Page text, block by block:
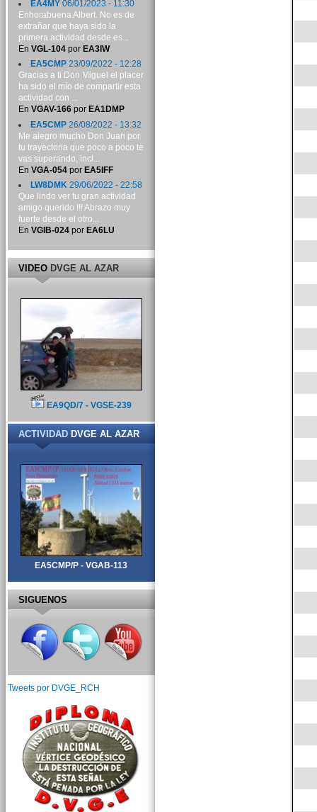
EA4MY06/01/2023 - 11:30
Enhorabuena Albert. No es de
extrañar que haya sido la
primera actividad desde es...
En VGL-104por EA3IW
EA5CMP23/09/2022 - 12:28
Gracias a ti Don Miguel el placer
ha sido el mío de compartir esta
actividad con ...
En VGAV-166por EA1DMP
EA5CMP26/08/2022 - 13:32
Me alegro mucho Don Juan por
tu trayectoria que poco a poco te
vas superando, incl...
En VGA-054por EA5IFF
LW8DMK29/06/2022 - 22:58
Que lindo ver tu gran actividad
amigo querido !!! Abrazo muy
fuerte desde el otro...
En VGIB-024por EA6LU
VIDEODVGE AL AZAR
EA9QD/7 - VGSE-239
ACTIVIDADDVGE AL AZAR
EA5CMP/P - VGAB-113
SIGUENOS
Tweets por DVGE_RCH